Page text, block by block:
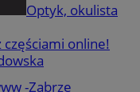
Optyk, okulista
online!
-Zabrze